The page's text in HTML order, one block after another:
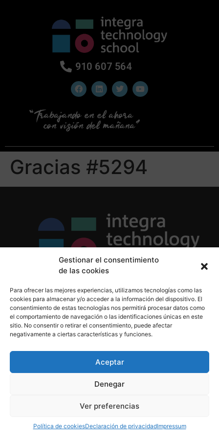
Gestionar el consentimiento
de las cookies
Para ofrecer las mejores experiencias, utilizamos tecnologías como las
cookies para almacenar y/o acceder a la información del dispositivo. El
consentimiento de estas tecnologías nos permitirá procesar datos como
el comportamiento de navegación o las identificaciones únicas en este
sitio. No consentir o retirar el consentimiento, puede afectar
negativamente a ciertas características y funciones.
Aceptar
Denegar
Ver preferencias
Política de cookiesDeclaración de privacidadImpressum
910 607 564
Gracias #5294
Política de Cookies
Aviso Legal
910 607 564
derechos reservados